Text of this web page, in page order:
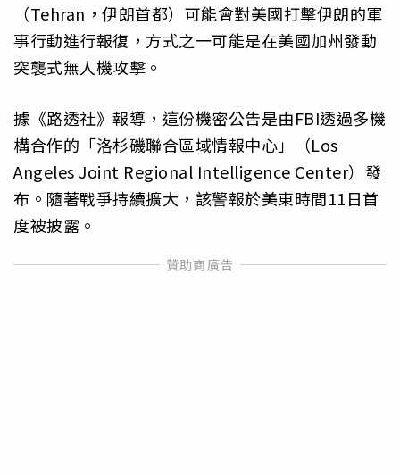
（Tehran，伊朗首都）可能會對美國打擊伊朗的軍
事行動進行報復，方式之一可能是在美國加州發動
突襲式無人機攻擊。
據《路透社》報導，這份機密公告是由FBI透過多機
構合作的「洛杉磯聯合區域情報中心」（Los
Angeles Joint Regional Intelligence Center）發
布。隨著戰爭持續擴大，該警報於美東時間11日首
度被披露。